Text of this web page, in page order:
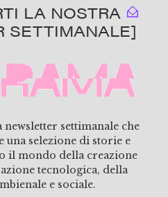
LA NOSTRA
SETTIMANALE]
settimanale che
una selezione di storie e
il mondo della creazione
tecnologica, della
e sociale.